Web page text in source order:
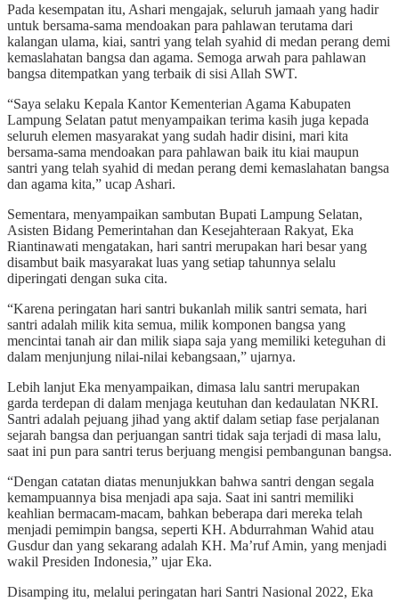
Pada kesempatan itu, Ashari mengajak, seluruh jamaah yang hadir
untuk bersama-sama mendoakan para pahlawan terutama dari
kalangan ulama, kiai, santri yang telah syahid di medan perang demi
kemaslahatan bangsa dan agama. Semoga arwah para pahlawan
bangsa ditempatkan yang terbaik di sisi Allah SWT.
“Saya selaku Kepala Kantor Kementerian Agama Kabupaten
Lampung Selatan patut menyampaikan terima kasih juga kepada
seluruh elemen masyarakat yang sudah hadir disini, mari kita
bersama-sama mendoakan para pahlawan baik itu kiai maupun
santri yang telah syahid di medan perang demi kemaslahatan bangsa
dan agama kita,” ucap Ashari.
Sementara, menyampaikan sambutan Bupati Lampung Selatan,
Asisten Bidang Pemerintahan dan Kesejahteraan Rakyat, Eka
Riantinawati mengatakan, hari santri merupakan hari besar yang
disambut baik masyarakat luas yang setiap tahunnya selalu
diperingati dengan suka cita.
“Karena peringatan hari santri bukanlah milik santri semata, hari
santri adalah milik kita semua, milik komponen bangsa yang
mencintai tanah air dan milik siapa saja yang memiliki keteguhan di
dalam menjunjung nilai-nilai kebangsaan,” ujarnya.
Lebih lanjut Eka menyampaikan, dimasa lalu santri merupakan
garda terdepan di dalam menjaga keutuhan dan kedaulatan NKRI.
Santri adalah pejuang jihad yang aktif dalam setiap fase perjalanan
sejarah bangsa dan perjuangan santri tidak saja terjadi di masa lalu,
saat ini pun para santri terus berjuang mengisi pembangunan bangsa.
“Dengan catatan diatas menunjukkan bahwa santri dengan segala
kemampuannya bisa menjadi apa saja. Saat ini santri memiliki
keahlian bermacam-macam, bahkan beberapa dari mereka telah
menjadi pemimpin bangsa, seperti KH. Abdurrahman Wahid atau
Gusdur dan yang sekarang adalah KH. Ma’ruf Amin, yang menjadi
wakil Presiden Indonesia,” ujar Eka.
Disamping itu, melalui peringatan hari Santri Nasional 2022, Eka